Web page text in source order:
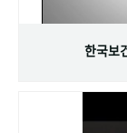
한국보